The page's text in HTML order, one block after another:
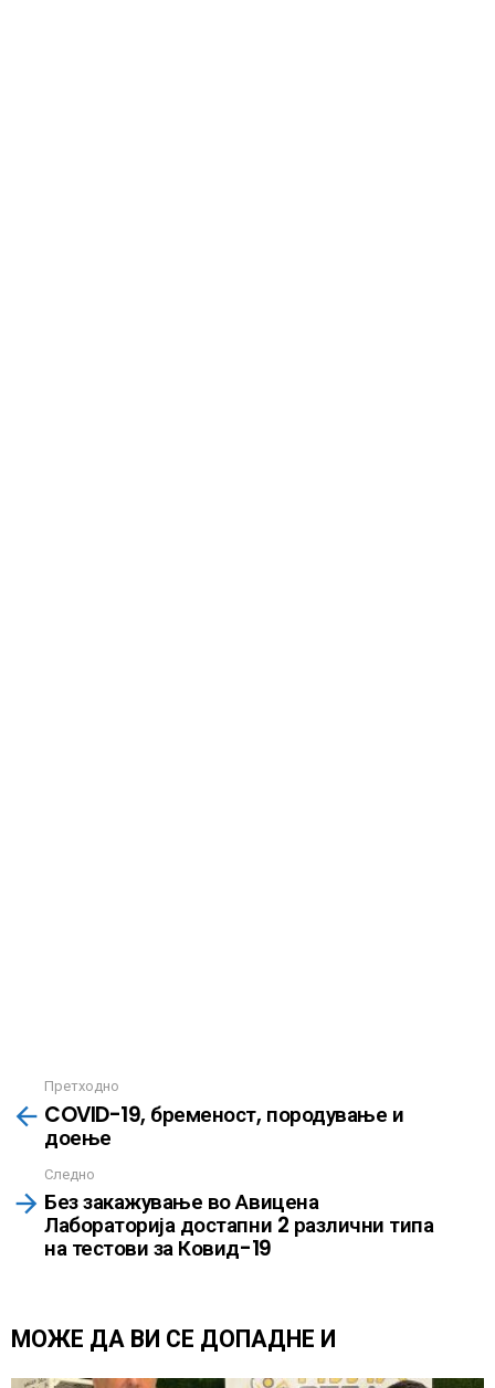
ПовеќеПретходно
COVID-19, бременост, породување и
доење
Следно
Без закажување во Авицена
Лабораторија достапни 2 различни типа
на тестови за Ковид-19
МОЖЕ ДА ВИ СЕ ДОПАДНЕ И